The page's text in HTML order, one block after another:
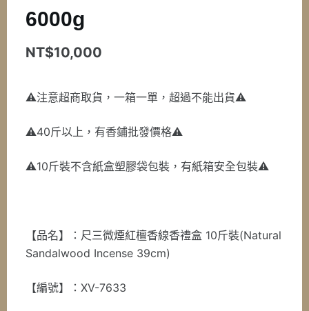
6000g
NT$10,000
⚠️注意超商取貨，一箱一單，超過不能出貨⚠️
⚠️40斤以上，有香鋪批發價格⚠️
⚠️10斤裝不含紙盒塑膠袋包裝，有紙箱安全包裝⚠️
【品名】：尺三微煙紅檀香線香禮盒 10斤裝(Natural
Sandalwood Incense 39cm)
【編號】：XV-7633